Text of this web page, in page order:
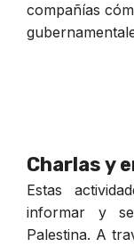
compañías
Charlas y
Estas
informar y
Palestina. A